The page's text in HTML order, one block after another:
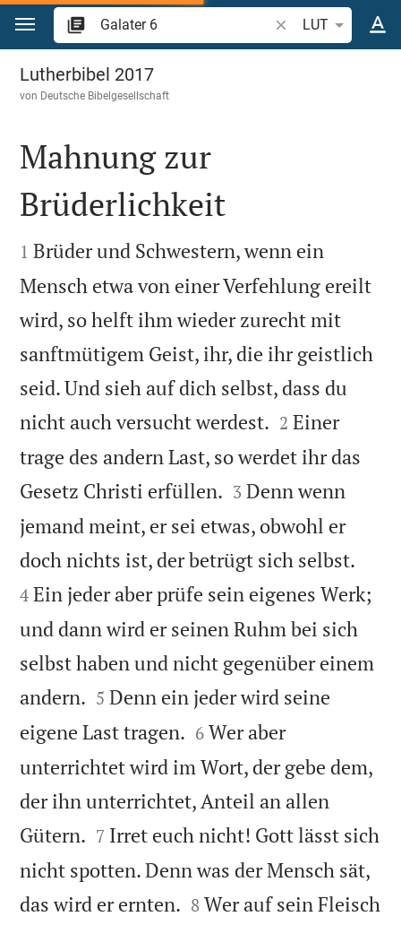
Zum Inhalt springen
Bibelstelle oder
LUT
Galater 6
Lutherbibel 2017
von Deutsche Bibelgesellschaft

Mahnung zur
Brüderlichkeit

1 Brüder und Schwestern, wenn ein
Mensch etwa von einer Verfehlung ereilt
wird, so helft ihm wieder zurecht mit
sanftmütigem Geist, ihr, die ihr geistlich
seid. Und sieh auf dich selbst, dass du
nicht auch versucht werdest. 

2 Einer
trage des andern Last, so werdet ihr das
Gesetz Christi erfüllen. 

3 Denn wenn
jemand meint, er sei etwas, obwohl er
doch nichts ist, der betrügt sich selbst.
4 Ein jeder aber prüfe sein eigenes Werk;
und dann wird er seinen Ruhm bei sich
selbst haben und nicht gegenüber einem
andern. 

5 Denn ein jeder wird seine
eigene Last tragen. 

6 Wer aber
unterrichtet wird im Wort, der gebe dem,
der ihn unterrichtet, Anteil an allen
Gütern. 

7 Irret euch nicht! Gott lässt sich
nicht spotten. Denn was der Mensch sät,
das wird er ernten. 

8 Wer auf sein Fleisch